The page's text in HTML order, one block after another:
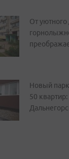
От уютного
Новый
50